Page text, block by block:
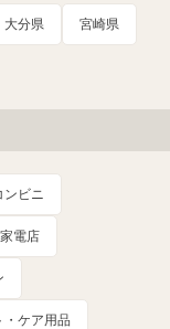
大分県 宮崎県
ンビニ
家電店
・ケア用品